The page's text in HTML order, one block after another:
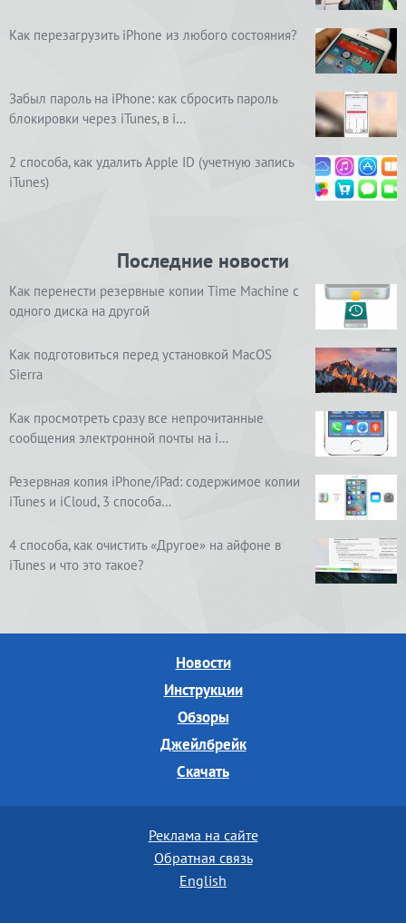
Как перезагрузить iPhone из любого состояния?
Забыл пароль на iPhone: как сбросить пароль
блокировки через iTunes, в i…
2 способа, как удалить Apple ID (учетную запись
iTunes)
Последние новости
Как перенести резервные копии Time Machine с
одного диска на другой
Как подготовиться перед установкой MacOS
Sierra
Как просмотреть сразу все непрочитанные
сообщения электронной почты на i…
Резервная копия iPhone/iPad: содержимое копии
iTunes и iCloud, 3 способа…
4 способа, как очистить «Другое» на айфоне в
iTunes и что это такое?
Новости
Инструкции
Обзоры
Джейлбрейк
Скачать
Реклама на сайте
Обратная связь
English